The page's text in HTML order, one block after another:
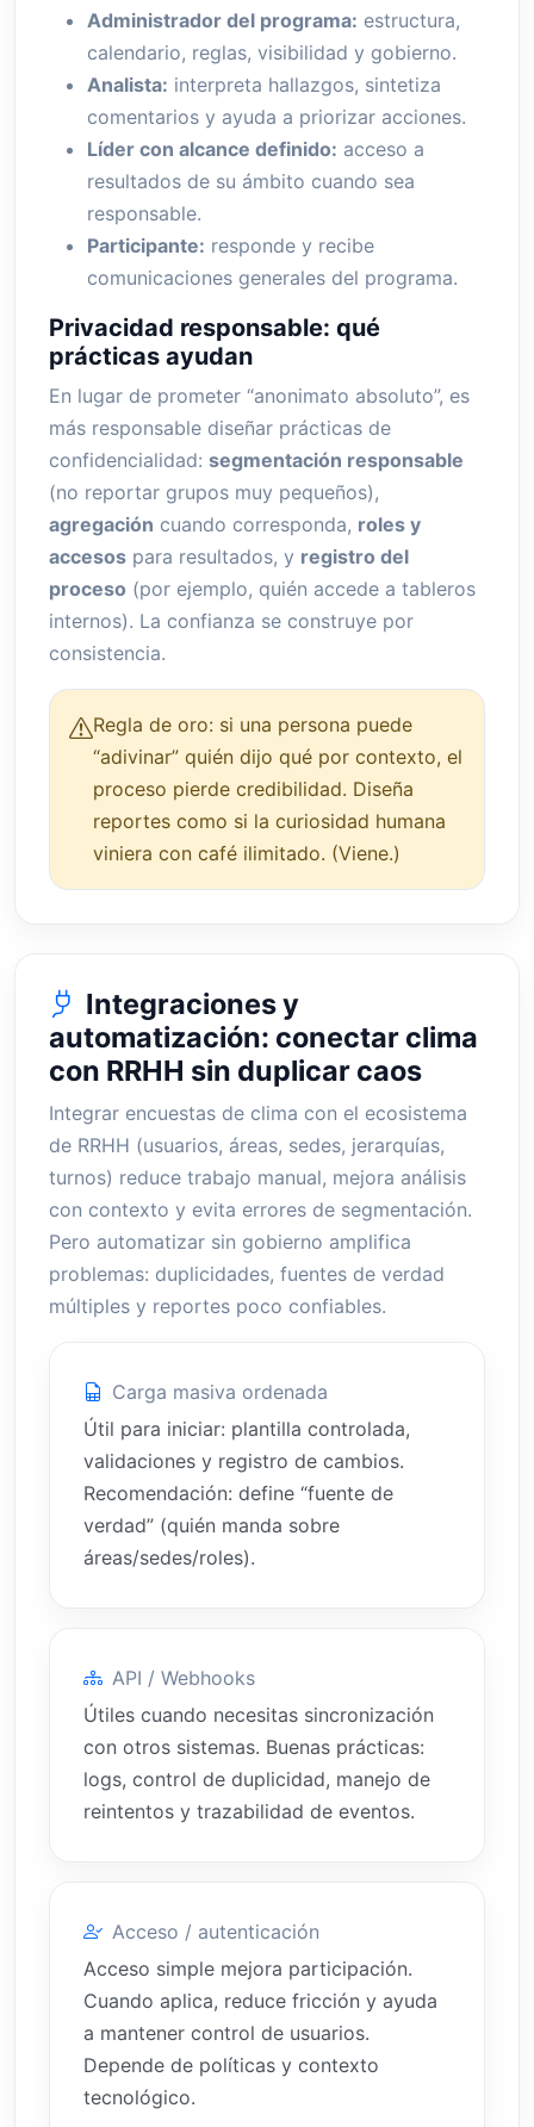
Administrador del programa: estructura,
calendario, reglas, visibilidad y gobierno.
Analista: interpreta hallazgos, sintetiza
comentarios y ayuda a priorizar acciones.
Líder con alcance definido: acceso a
resultados de su ámbito cuando sea
responsable.
Participante: responde y recibe
comunicaciones generales del programa.
Privacidad responsable: qué
prácticas ayudan
En lugar de prometer “anonimato absoluto”, es
más responsable diseñar prácticas de
confidencialidad: segmentación responsable
(no reportar grupos muy pequeños),
agregación cuando corresponda, roles y
accesos para resultados, y registro del
proceso (por ejemplo, quién accede a tableros
internos). La confianza se construye por
consistencia.
Regla de oro: si una persona puede
“adivinar” quién dijo qué por contexto, el
proceso pierde credibilidad. Diseña
reportes como si la curiosidad humana
viniera con café ilimitado. (Viene.)
Integraciones y
automatización: conectar clima
con RRHH sin duplicar caos
Integrar encuestas de clima con el ecosistema
de RRHH (usuarios, áreas, sedes, jerarquías,
turnos) reduce trabajo manual, mejora análisis
con contexto y evita errores de segmentación.
Pero automatizar sin gobierno amplifica
problemas: duplicidades, fuentes de verdad
múltiples y reportes poco confiables.
Carga masiva ordenada
Útil para iniciar: plantilla controlada,
validaciones y registro de cambios.
Recomendación: define “fuente de
verdad” (quién manda sobre
áreas/sedes/roles).
API / Webhooks
Útiles cuando necesitas sincronización
con otros sistemas. Buenas prácticas:
logs, control de duplicidad, manejo de
reintentos y trazabilidad de eventos.
Acceso / autenticación
Acceso simple mejora participación.
Cuando aplica, reduce fricción y ayuda
a mantener control de usuarios.
Depende de políticas y contexto
tecnológico.